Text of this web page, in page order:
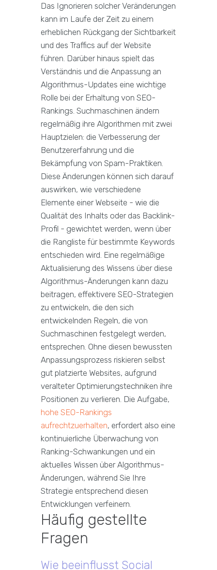
Das Ignorieren solcher Veränderungen
kann im Laufe der Zeit zu einem
erheblichen Rückgang der Sichtbarkeit
und des Traffics auf der Website
führen. Darüber hinaus spielt das
Verständnis und die Anpassung an
Algorithmus-Updates eine wichtige
Rolle bei der Erhaltung von SEO-
Rankings. Suchmaschinen ändern
regelmäßig ihre Algorithmen mit zwei
Hauptzielen: die Verbesserung der
Benutzererfahrung und die
Bekämpfung von Spam-Praktiken.
Diese Änderungen können sich darauf
auswirken, wie verschiedene
Elemente einer Webseite - wie die
Qualität des Inhalts oder das Backlink-
Profil - gewichtet werden, wenn über
die Rangliste für bestimmte Keywords
entschieden wird. Eine regelmäßige
Aktualisierung des Wissens über diese
Algorithmus-Änderungen kann dazu
beitragen, effektivere SEO-Strategien
zu entwickeln, die den sich
entwickelnden Regeln, die von
Suchmaschinen festgelegt werden,
entsprechen. Ohne diesen bewussten
Anpassungsprozess riskieren selbst
gut platzierte Websites, aufgrund
veralteter Optimierungstechniken ihre
Positionen zu verlieren. Die Aufgabe,
hohe SEO-Rankings
aufrechtzuerhalten, erfordert also eine
kontinuierliche Überwachung von
Ranking-Schwankungen und ein
aktuelles Wissen über Algorithmus-
Änderungen, während Sie Ihre
Strategie entsprechend diesen
Entwicklungen verfeinern.
Häufig gestellte
Fragen
Wie beeinflusst Social